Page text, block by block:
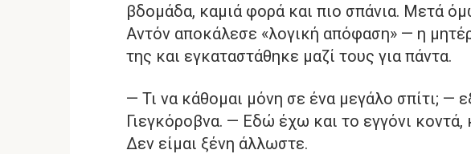
βδομάδα, καμιά φορά και πιο σπάνια. Μετά
Αντόν αποκάλεσε «λογική απόφαση» — η
της και εγκαταστάθηκε μαζί τους για πάντα.
— Τι να κάθομαι μόνη σε ένα μεγάλο σπίτι; —
Γιεγκόροβνα. — Εδώ έχω και το εγγόνι
Δεν είμαι ξένη άλλωστε.